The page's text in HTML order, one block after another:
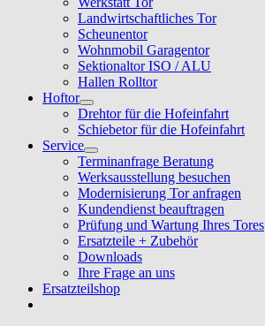
Landwirtschaftliches Tor
Scheunentor
Wohnmobil Garagentor
Sektionaltor ISO / ALU
Hallen Rolltor
Hoftor
Drehtor für die Hofeinfahrt
Schiebetor für die Hofeinfahrt
Service
Terminanfrage Beratung
Werksausstellung besuchen
Modernisierung Tor anfragen
Kundendienst beauftragen
Prüfung und Wartung Ihres Tores
Ersatzteile + Zubehör
Downloads
Ihre Frage an uns
Ersatzteilshop